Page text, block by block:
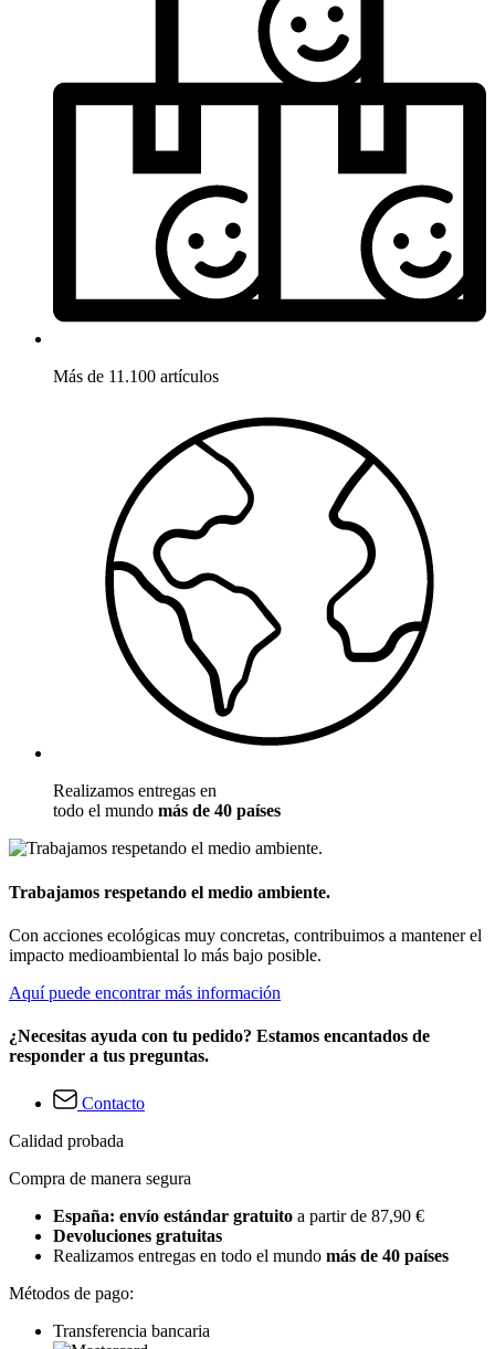
Más de 11.100 artículos
Realizamos entregas en
todo el mundo más de 40 países
Trabajamos respetando el medio ambiente.
Con acciones ecológicas muy concretas, contribuimos a mantener el
impacto medioambiental lo más bajo posible.
Aquí puede encontrar más información
¿Necesitas ayuda con tu pedido? Estamos encantados de
responder a tus preguntas.
Contacto
Calidad probada
Compra de manera segura
España: envío estándar gratuito a partir de 87,90 €
Devoluciones gratuitas
Realizamos entregas en todo el mundo más de 40 países
Métodos de pago:
Transferencia bancaria